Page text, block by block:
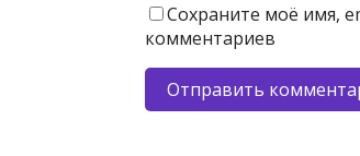
Сохраните моё имя,
комментариев